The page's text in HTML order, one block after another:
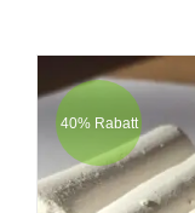
40% Rabatt